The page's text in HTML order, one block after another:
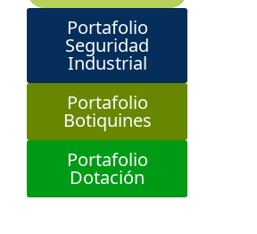
Portafolio
Seguridad
Industrial
Portafolio
Botiquines
Portafolio
Dotación